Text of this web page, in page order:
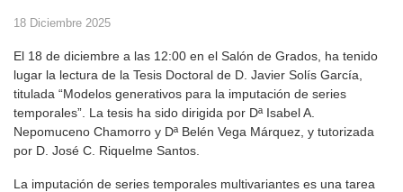
18 Diciembre 2025
El 18 de diciembre a las 12:00 en el Salón de Grados, ha tenido
lugar la lectura de la Tesis Doctoral de D. Javier Solís García,
titulada “Modelos generativos para la imputación de series
temporales”. La tesis ha sido dirigida por Dª Isabel A.
Nepomuceno Chamorro y Dª Belén Vega Márquez, y tutorizada
por D. José C. Riquelme Santos.
La imputación de series temporales multivariantes es una tarea